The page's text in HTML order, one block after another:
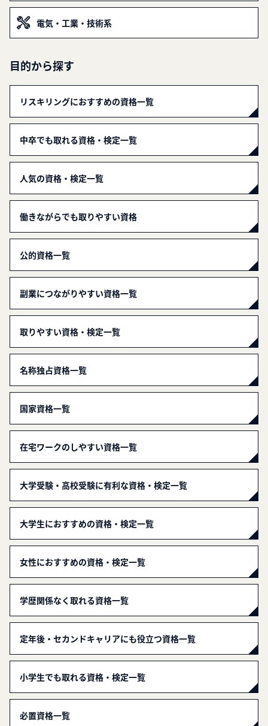
電気・工業・技術系
目的から探す
リスキリングにおすすめの資格一覧
中卒でも取れる資格・検定一覧
人気の資格・検定一覧
働きながらでも取りやすい資格
公的資格一覧
副業につながりやすい資格一覧
取りやすい資格・検定一覧
名称独占資格一覧
国家資格一覧
在宅ワークのしやすい資格一覧
大学受験・高校受験に有利な資格・検定一覧
大学生におすすめの資格・検定一覧
女性におすすめの資格・検定一覧
学歴関係なく取れる資格一覧
定年後・セカンドキャリアにも役立つ資格一覧
小学生でも取れる資格・検定一覧
必置資格一覧